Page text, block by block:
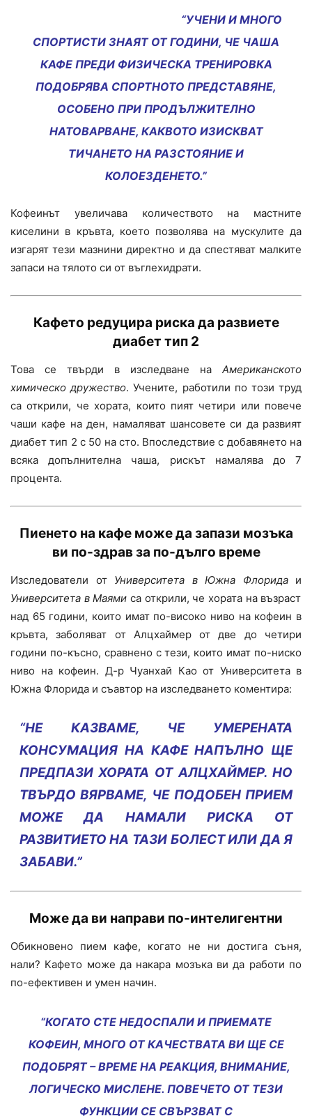
“УЧЕНИ И МНОГО
СПОРТИСТИ ЗНАЯТ ОТ ГОДИНИ, ЧЕ ЧАША
КАФЕ ПРЕДИ ФИЗИЧЕСКА ТРЕНИРОВКА
ПОДОБРЯВА СПОРТНОТО ПРЕДСТАВЯНЕ,
ОСОБЕНО ПРИ ПРОДЪЛЖИТЕЛНО
НАТОВАРВАНЕ, КАКВОТО ИЗИСКВАТ
ТИЧАНЕТО НА РАЗСТОЯНИЕ И
КОЛОЕЗДЕНЕТО.”
Кофеинът увеличава количеството на мастните
киселини в кръвта, което позволява на мускулите да
изгарят тези мазнини директно и да спестяват малките
запаси на тялото си от въглехидрати.
Кафето редуцира риска да развиете
диабет тип 2
Това се твърди в изследване на Американското
химическо дружество. Учените, работили по този труд
са открили, че хората, които пият четири или повече
чаши кафе на ден, намаляват шансовете си да развият
диабет тип 2 с 50 на сто. Впоследствие с добавянето на
всяка допълнителна чаша, рискът намалява до 7
процента.
Пиенето на кафе можеда запази мозъка
ви по-здрав за по-дълго време
Изследователи от Университета в Южна Флорида и
Университета в Маями са открили, че хората на възраст
над 65 години, които имат по-високо ниво на кофеин в
кръвта, заболяват от Алцхаймер от две до четири
години по-късно, сравнено с тези, които имат по-ниско
ниво на кофеин. Д-р Чуанхай Као от Университета в
Южна Флорида и съавтор на изследването коментира:
“НЕ КАЗВАМЕ, ЧЕ УМЕРЕНАТА
КОНСУМАЦИЯ НА КАФЕ НАПЪЛНО ЩЕ
ПРЕДПАЗИ ХОРАТА ОТ АЛЦХАЙМЕР. НО
ТВЪРДО ВЯРВАМЕ, ЧЕ ПОДОБЕН ПРИЕМ
МОЖЕ ДА НАМАЛИ РИСКА ОТ
РАЗВИТИЕТО НА ТАЗИ БОЛЕСТ ИЛИ ДА Я
ЗАБАВИ.”
Може да ви направи по-интелигентни
Обикновено пием кафе, когато не ни достига съня,
нали? Кафето може да накара мозъка ви да работи по
по-ефективен и умен начин.
“КОГАТО СТЕ НЕДОСПАЛИ И ПРИЕМАТЕ
КОФЕИН, МНОГО ОТ КАЧЕСТВАТА ВИ ЩЕ СЕ
ПОДОБРЯТ – ВРЕМЕ НА РЕАКЦИЯ, ВНИМАНИЕ,
ЛОГИЧЕСКО МИСЛЕНЕ. ПОВЕЧЕТО ОТ ТЕЗИ
ФУНКЦИИ СЕ СВЪРЗВАТ С